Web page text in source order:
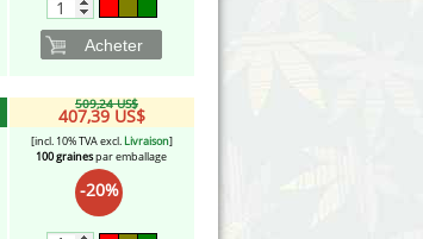
Acheter
509,24 US$
407,39 US$
[incl. 10% TVA excl. Livraison]
100 grainespar emballage
-20%